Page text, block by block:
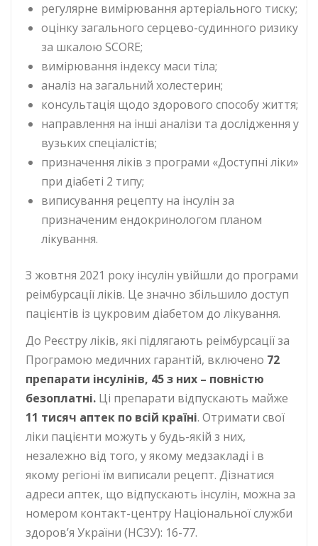
регулярне вимірювання артеріального тиску;
оцінку загального серцево-судинного ризику
за шкалою SCORE;
вимірювання індексу маси тіла;
аналіз на загальний холестерин;
консультація щодо здорового способу життя;
направлення на інші аналізи та дослідження у
вузьких спеціалістів;
призначення ліків з програми «Доступні ліки»
при діабеті 2 типу;
виписування рецепту на інсулін за
призначеним ендокринологом планом
лікування.
З жовтня 2021 року інсулін увійшли до програми
реімбурсації ліків. Це значно збільшило доступ
пацієнтів із цукровим діабетом до лікування.
До Реєстру ліків, які підлягають реімбурсації за
Програмою медичних гарантій, включено 72
препарати інсулінів, 45 з них – повністю
безоплатні. Ці препарати відпускають майже
11 тисяч аптек по всій країні. Отримати свої
ліки пацієнти можуть у будь-якій з них,
незалежно від того, у якому медзакладі і в
якому регіоні їм виписали рецепт. Дізнатися
адреси аптек, що відпускають інсулін, можна за
номером контакт-центру Національної служби
здоров’я України (НСЗУ): 16-77.